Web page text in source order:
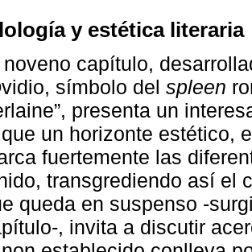
y estética literaria
noveno capítulo,
símbolo del spleen
presenta un
un horizonte estético,
fuertemente las
transgrediendo así el
queda en suspenso -
, invita a discutir